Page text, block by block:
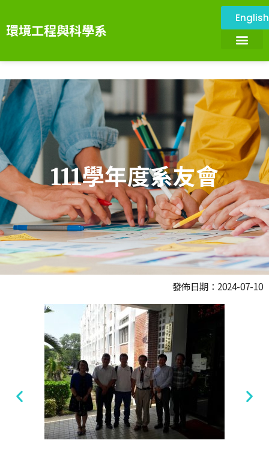
環境工程與科學系
English
111學年度系友會
發佈日期：2024-07-10